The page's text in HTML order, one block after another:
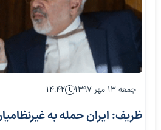
جمعه ۱۳ مهر ۱۳۹۷ ۱۴:۴۲
ظریف: ایران حمله به